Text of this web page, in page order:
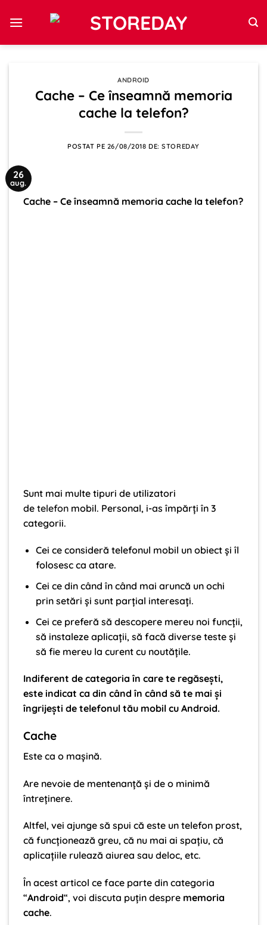
ANDROID
Cache – Ce înseamnă memoria
cache la telefon?
POSTAT PE 26/08/2018 DE:STOREDAY
26
aug.
Cache – Ce înseamnă memoria cache la telefon?
Sunt mai multe tipuri de utilizatori
de telefon mobil. Personal, i-as împărți în 3
categorii.
Cei ce consideră telefonul mobil un obiect și îl
folosesc ca atare.
Cei ce din când în când mai aruncă un ochi
prin setări și sunt parțial interesați.
Cei ce preferă să descopere mereu noi funcții,
să instaleze aplicații, să facă diverse teste și
să fie mereu la curent cu noutățile.
Indiferent de categoria în care te regăsești,
este indicat ca din când în când să te mai și
îngrijești de telefonul tău mobil cu Android.
Cache
Este ca o mașină.
Are nevoie de mentenanță și de o minimă
întreținere.
Altfel, vei ajunge să spui că este un telefon prost,
că funcționează greu, că nu mai ai spațiu, că
aplicațiile rulează aiurea sau deloc, etc.
În acest articol ce face parte din categoria
“Android“, voi discuta puțin despre memoria
cache.